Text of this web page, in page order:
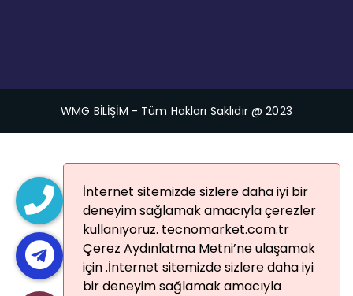
İnternet sitemizde sizlere daha iyi bir
deneyim sağlamak amacıyla çerezler
kullanıyoruz. tecnomarket.com.tr
Çerez Aydınlatma Metni’ne ulaşamak
için .İnternet sitemizde sizlere daha iyi
bir deneyim sağlamak amacıyla
WMG BİLİŞİM - Tüm Hakları Saklıdır @ 2023